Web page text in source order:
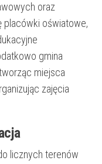
oraz
placówki oświatowe,
gmina
miejsca
zajęcia
licznych terenów